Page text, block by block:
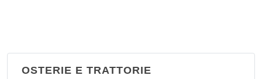
OSTERIE E TRATTORIE